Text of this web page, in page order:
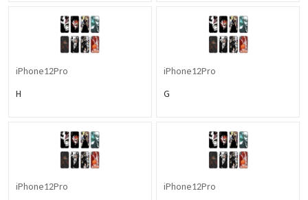
iPhone12Pro
H
iPhone12Pro
G
iPhone12Pro iPhone12Pro